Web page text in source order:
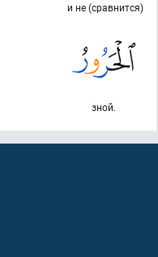
и не (сравнится)
зной.